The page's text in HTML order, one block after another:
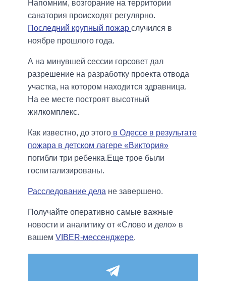
Напомним, возгорание на территории
санатория происходят регулярно.
Последний крупный пожар случился в
ноябре прошлого года.
А на минувшей сессии горсовет дал
разрешение на разработку проекта отвода
участка, на котором находится здравница.
На ее месте построят высотный
жилкомплекс.
Как известно, до этого в Одессе в результате
пожара в детском лагере «Виктория»
погибли три ребенка.Еще трое были
госпитализированы.
Расследование дела не завершено.
Получайте оперативно самые важные
новости и аналитику от «Слово и дело» в
вашем VIBER-мессенджере.